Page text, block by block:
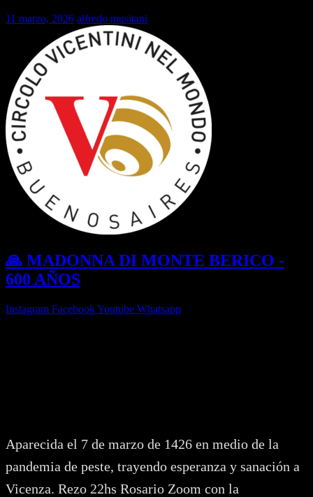
11 marzo, 2026 alfredo musitani
🙏 MADONNA DI MONTE BERICO -
600 AÑOS
Instagram FacebookYoutube Whatsapp
Aparecida el 7 de marzo de 1426 en medio de la
pandemia de peste, trayendo esperanza y sanación a
Vicenza. Rezo 22hs Rosario Zoom con la